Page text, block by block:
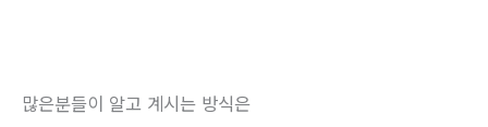
많은분들이 알고 계시는 방식은